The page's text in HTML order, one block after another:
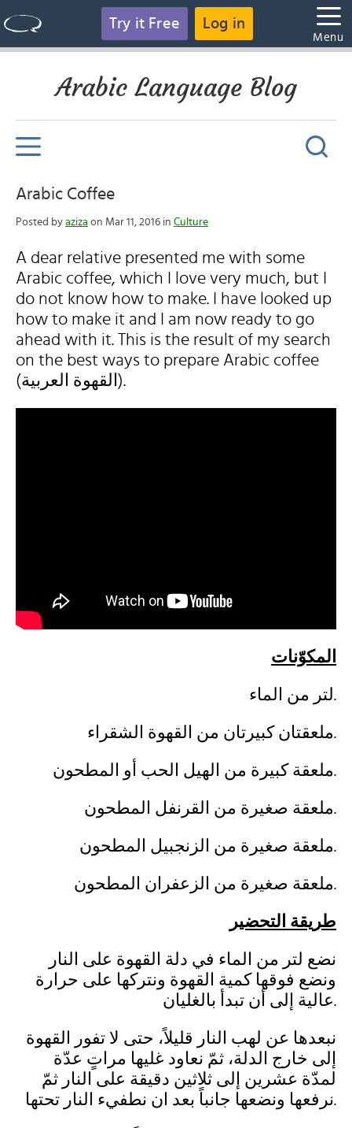
Try it Free Log in
Menu
Arabic Language Blog
Arabic Coffee
Posted by aziza on Mar 11, 2016 in Culture
A dear relative presented me with some
Arabic coffee, which I love very much, but I
do not know how to make. I have looked up
how to make it and I am now ready to go
ahead with it. This is the result of my search
on the best ways to prepare Arabic coffee
(القهوة العربية).
المكوّنات
لتر من الماء.
ملعقتان كبيرتان من القهوة الشقراء.
ملعقة كبيرة من الهيل الحب أو المطحون.
ملعقة صغيرة من القرنفل المطحون.
ملعقة صغيرة من الزنجبيل المطحون.
ملعقة صغيرة من الزعفران المطحون.
طريقة التحضير
نضع لتر من الماء في دلة القهوة على النار
ونضع فوقها كمية القهوة ونتركها على حرارة
عالية إلى أن تبدأ بالغليان.
نبعدها عن لهب النار قليلاً، حتى لا تفور القهوة
إلى خارج الدلة، ثمّ نعاود غليها مراتٍ عدّة
لمدّة عشرين إلى ثلاثين دقيقة على النار ثمّ
نرفعها ونضعها جانباً بعد ان نطفيء النار تحتها.